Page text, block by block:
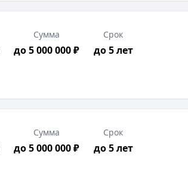
Сумма
до 5 000 000 ₽
Срок
до 5 лет
Сумма
до 5 000 000 ₽
Срок
до 5 лет